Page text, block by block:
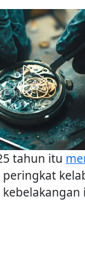
tahun itu